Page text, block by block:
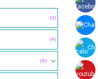
(3)
(4)
(9)
Chat